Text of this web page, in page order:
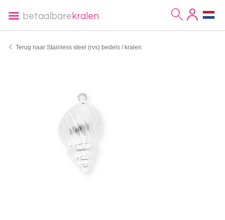
betaalbare kralen
Terug naar Stainless steel (rvs) bedels / kralen